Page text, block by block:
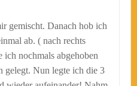
gemischt. Danach hob ich
ab. ( nach rechts
ich nochmals abgehoben
gelegt. Nun legte ich die 3